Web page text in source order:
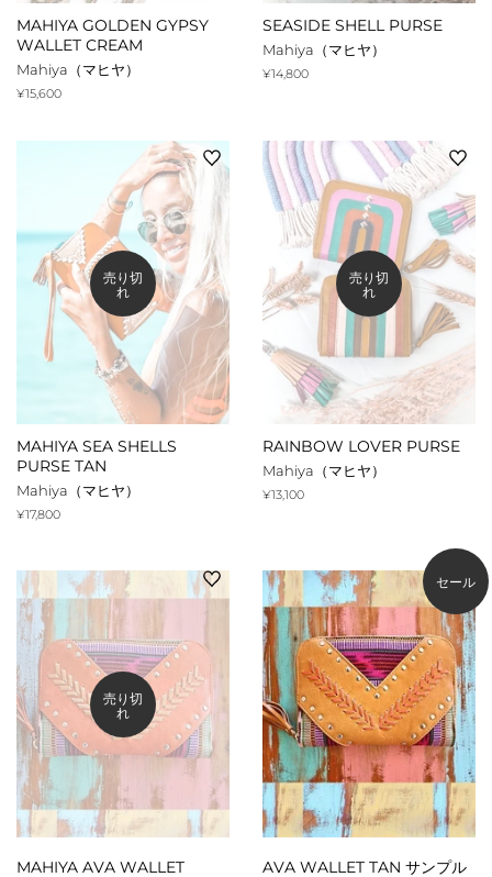
MAHIYA GOLDEN GYPSY
WALLET CREAM
Mahiya（マヒヤ）
通
¥15,600
SEASIDE SHELL PURSE
Mahiya（マヒヤ）
通
¥14,800
売り切
れ
MAHIYA SEA SHELLS
PURSE TAN
Mahiya（マヒヤ）
通
格
¥17,800
売り切
れ
RAINBOW LOVER PURSE
Mahiya（マヒヤ）
通
¥13,100
売り切
れ
MAHIYA AVA WALLET
セール
AVA WALLET TAN サンプル